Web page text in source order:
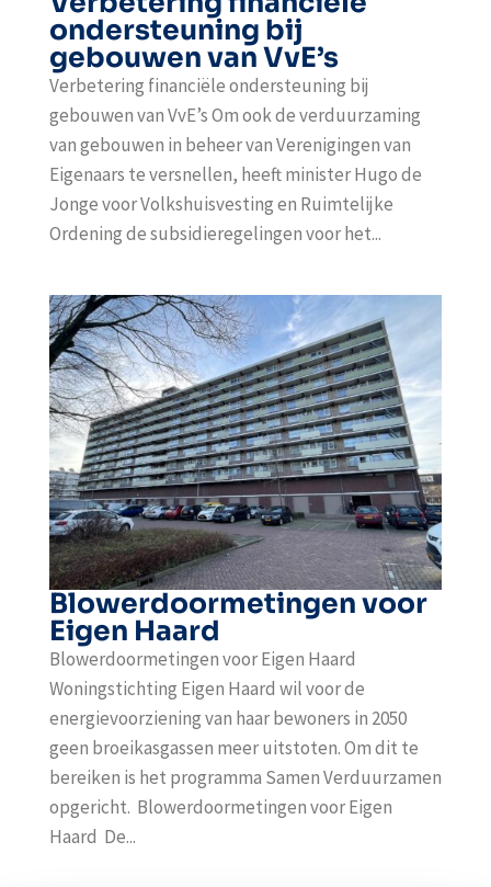
ondersteuning bij
gebouwen van VvE’s
Verbetering financiële ondersteuning bij
gebouwen van VvE’s Om ook de verduurzaming
van gebouwen in beheer van Verenigingen van
Eigenaars te versnellen, heeft minister Hugo de
Jonge voor Volkshuisvesting en Ruimtelijke
Ordening de subsidieregelingen voor het...
Blowerdoormetingen voor
Eigen Haard
Blowerdoormetingen voor Eigen Haard
Woningstichting Eigen Haard wil voor de
energievoorziening van haar bewoners in 2050
geen broeikasgassen meer uitstoten. Om dit te
bereiken is het programma Samen Verduurzamen
opgericht. Blowerdoormetingen voor Eigen
Haard De...